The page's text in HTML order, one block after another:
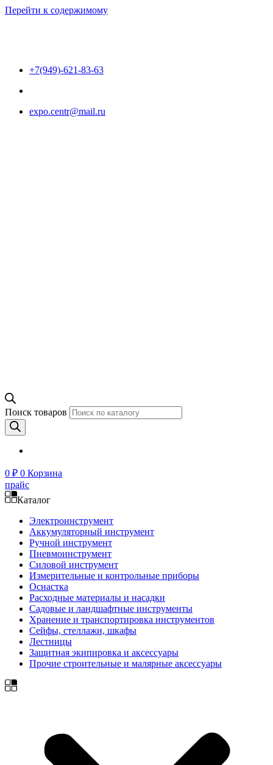
Перейти к содержимому
+7(949)-621-83-63
expo.centr@mail.ru
Поиск товаров
0 ₽ 0 Корзина
прайс
Каталог
Электроинструмент
Аккумуляторный инструмент
Ручной инструмент
Пневмоинструмент
Силовой инструмент
Измерительные и контрольные приборы
Оснастка
Расходные материалы и насадки
Садовые и ландшафтные инструменты
Хранение и транспортировка инструментов
Сейфы, стеллажи, шкафы
Лестницы
Защитная экипировка и аксессуары
Прочие строительные и малярные аксессуары